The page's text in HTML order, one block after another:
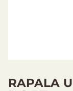
RAPALA